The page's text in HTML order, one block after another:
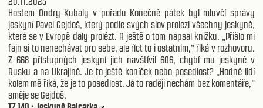
Hostem Ondry Kubaly v pořadu Konečně pátek byl mluvčí správy
jeskyní Pavel Gejdoš, který podle svých slov prolezl všechny jeskyně,
které se v Evropě daly prolézt. A ještě o tom napsal knížku. „Přišlo mi
fajn si to nenechávat pro sebe, ale říct to i ostatním," říká v rozhovoru.
Z 668 přístupných jeskyní jich navštívil 606, chybí mu jeskyně v
Rusku a na Ukrajině. Je to ještě koníček nebo posedlost? „Hodně lidí
kolem mě říká, že je to posedlost. Já to raději nechám bez komentáře,"
směje se Gejdoš.